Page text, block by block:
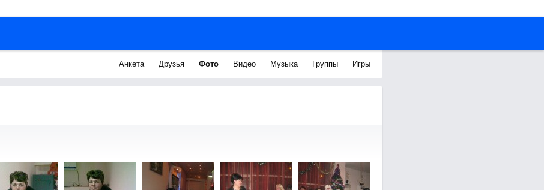
Анкета Друзья Фото Видео Музыка Группы Игры